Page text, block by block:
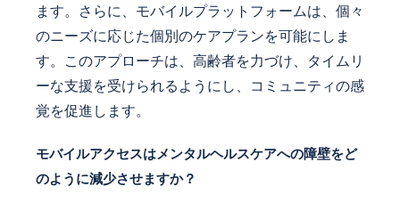
ます。さらに、モバイルプラットフォームは、個々
のニーズに応じた個別のケアプランを可能にしま
す。このアプローチは、高齢者を力づけ、タイムリ
ーな支援を受けられるようにし、コミュニティの感
覚を促進します。
モバイルアクセスはメンタルヘルスケアへの障壁をど
のように減少させますか？